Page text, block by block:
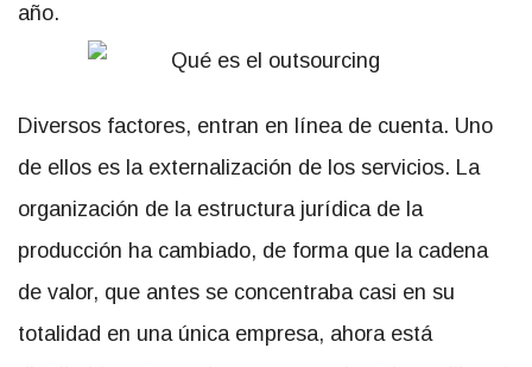
año.
Diversos factores, entran en línea de cuenta. Uno
de ellos es la externalización de los servicios. La
organización de la estructura jurídica de la
producción ha cambiado, de forma que la cadena
de valor, que antes se concentraba casi en su
totalidad en una única empresa, ahora está